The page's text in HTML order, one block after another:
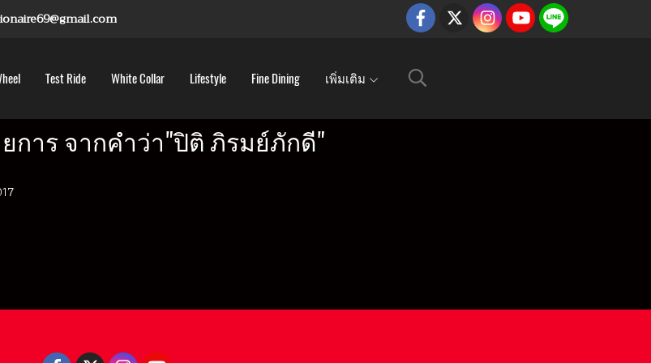
Test Ride White Collar Lifestyle Fine Dining เพิ่มเติม
การ จากคำว่า"ปิติ ภิรมย์ภักดี"